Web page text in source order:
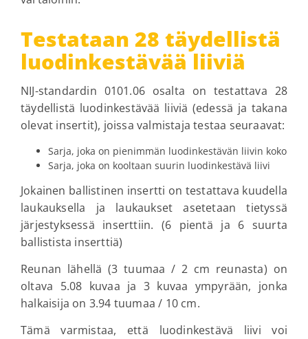
Testataan 28 täydellistä
luodinkestävää liiviä
NIJ-standardin 0101.06 osalta on testattava 28
täydellistä luodinkestävää liiviä (edessä ja takana
olevat insertit), joissa valmistaja testaa seuraavat:
Sarja, joka on pienimmän luodinkestävän liivin koko
Sarja, joka on kooltaan suurin luodinkestävä liivi
Jokainen ballistinen insertti on testattava kuudella
laukauksella ja laukaukset asetetaan tietyssä
järjestyksessä inserttiin. (6 pientä ja 6 suurta
ballistista inserttiä)
Reunan lähellä (3 tuumaa / 2 cm reunasta) on
oltava 5.08 kuvaa ja 3 kuvaa ympyrään, jonka
halkaisija on 3.94 tuumaa / 10 cm.
Tämä varmistaa, että luodinkestävä liivi voi